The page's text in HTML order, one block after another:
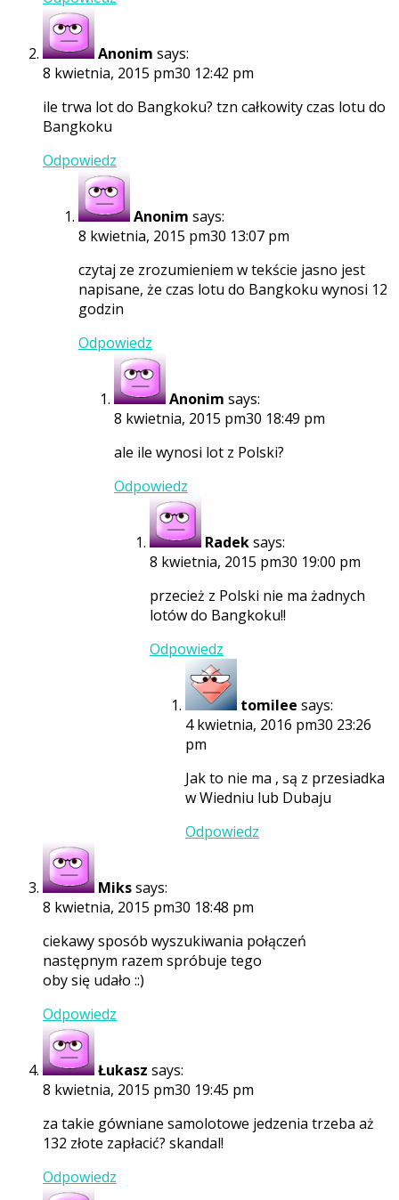
Anonim says:
8 kwietnia, 2015 pm30 12:42 pm
ile trwa lot do Bangkoku? tzn całkowity czas lotu do
Bangkoku
Odpowiedz
Anonim says:
8 kwietnia, 2015 pm30 13:07 pm
czytaj ze zrozumieniem w tekście jasno jest
napisane, że czas lotu do Bangkoku wynosi 12
godzin
Odpowiedz
Anonim says:
8 kwietnia, 2015 pm30 18:49 pm
ale ile wynosi lot z Polski?
Odpowiedz
Radeksays:
8 kwietnia, 2015 pm30 19:00 pm
przecież z Polski nie ma żadnych
lotów do Bangkoku!!
Odpowiedz
tomilee says:
4 kwietnia, 2016 pm30 23:26
pm
Jak to nie ma , są z przesiadka
w Wiedniu lub Dubaju
Odpowiedz
Mikssays:
8 kwietnia, 2015 pm30 18:48 pm
ciekawy sposób wyszukiwania połączeń
następnym razem spróbuje tego
oby się udało ::)
Odpowiedz
Łukasz says:
8 kwietnia, 2015 pm30 19:45 pm
za takie gówniane samolotowe jedzenia trzeba aż
132 złote zapłacić? skandal!
Odpowiedz